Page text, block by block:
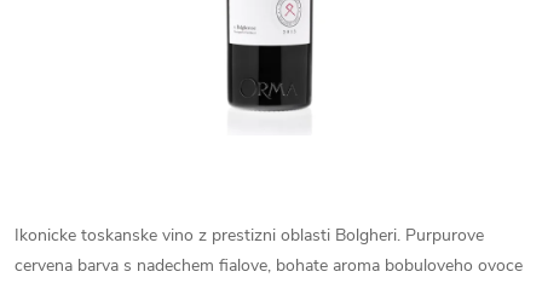
Ikonicke toskanske vino z prestizni oblasti Bolgheri. Purpurove
cervena barva s nadechem fialove, bohate aroma bobuloveho ovoce